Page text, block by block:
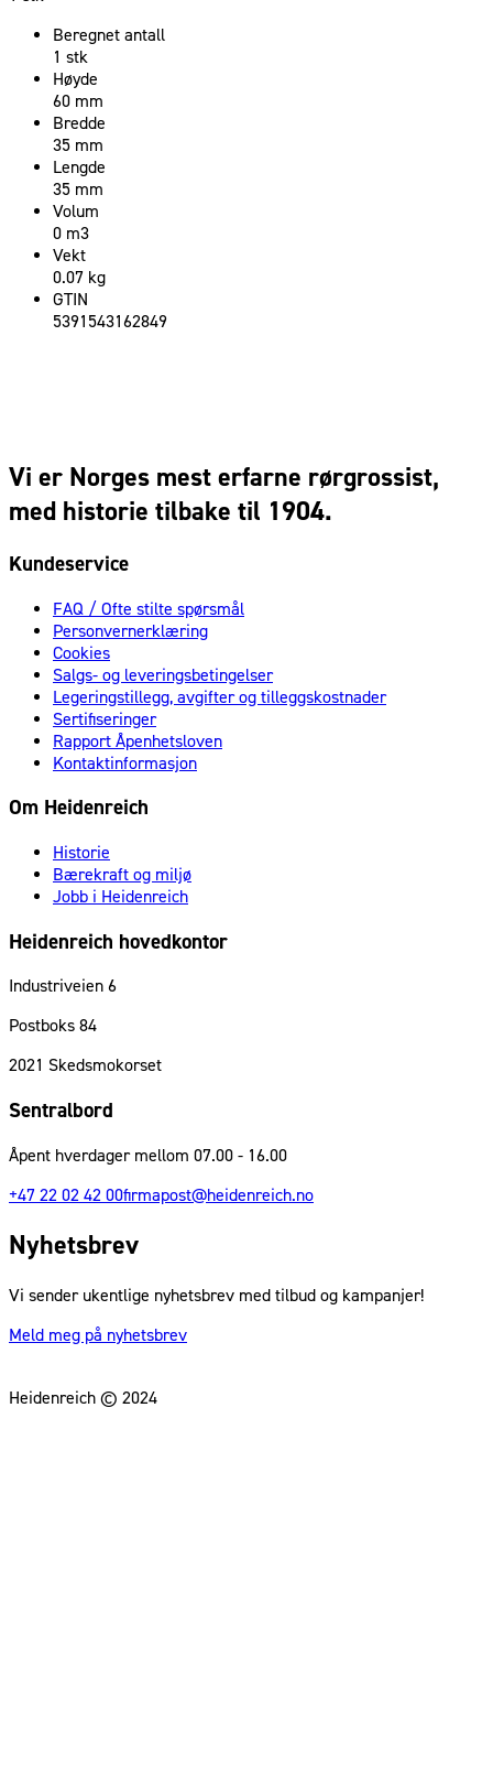
Beregnet antall
1 stk
Høyde
60 mm
Bredde
35 mm
Lengde
35 mm
Volum
0 m3
Vekt
0.07 kg
GTIN
5391543162849
Vi er Norges mest erfarne rørgrossist,
med historie tilbake til 1904.
Kundeservice
FAQ / Ofte stilte spørsmål
Personvernerklæring
Cookies
Salgs- og leveringsbetingelser
Legeringstillegg, avgifter og tilleggskostnader
Sertifiseringer
Rapport Åpenhetsloven
Kontaktinformasjon
Om Heidenreich
Historie
Bærekraft og miljø
Jobb i Heidenreich
Heidenreich hovedkontor
Industriveien 6
Postboks 84
2021 Skedsmokorset
Sentralbord
Åpent hverdager mellom 07.00 - 16.00
+47 22 02 42 00firmapost@heidenreich.no
Nyhetsbrev
Vi sender ukentlige nyhetsbrev med tilbud og kampanjer!
Meld meg på nyhetsbrev
Heidenreich © 2024